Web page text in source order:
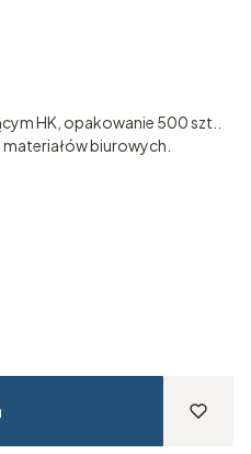
HK, opakowanie 500 szt..
biurowych.